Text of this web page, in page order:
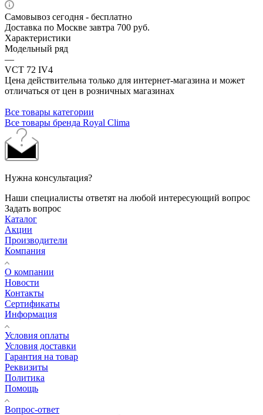
Самовывоз сегодня - бесплатно
Доставка по Москве завтра 700 руб.
Характеристики
Модельный ряд
—
VCT 72 IV4
Цена действительна только для интернет-магазина и может
отличаться от цен в розничных магазинах
Все товары категории
Все товары бренда Royal Clima
Нужна консультация?
Наши специалисты ответят на любой интересующий вопрос
Задать вопрос
Каталог
Акции
Производители
Компания
О компании
Новости
Контакты
Сертификаты
Информация
Условия оплаты
Условия доставки
Гарантия на товар
Реквизиты
Политика
Помощь
Вопрос-ответ